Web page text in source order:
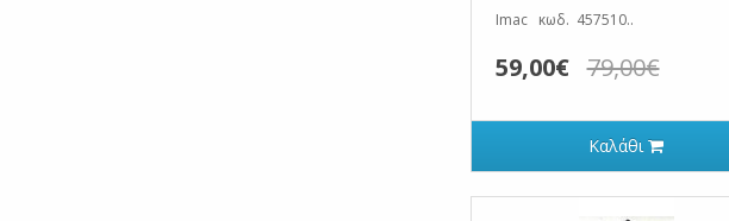
Imac κωδ. 457510..
59,00€ 79,00€
Καλάθι